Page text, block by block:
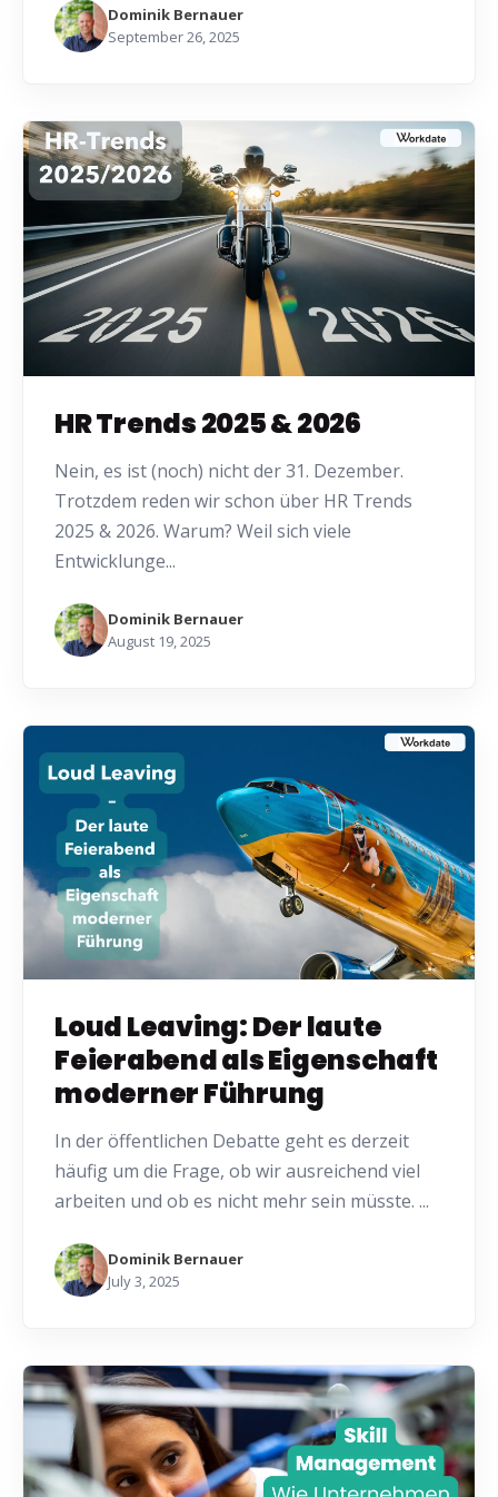
Dominik Bernauer
September 26, 2025
HR Trends 2025 & 2026
Nein, es ist (noch) nicht der 31. Dezember.
Trotzdem reden wir schon über HR Trends
2025 & 2026. Warum? Weil sich viele
Entwicklunge...
Dominik Bernauer
August 19, 2025
Loud Leaving: Der laute
Feierabend als Eigenschaft
moderner Führung
In der öffentlichen Debatte geht es derzeit
häufig um die Frage, ob wir ausreichend viel
arbeiten und ob es nicht mehr sein müsste. ...
Dominik Bernauer
July 3, 2025